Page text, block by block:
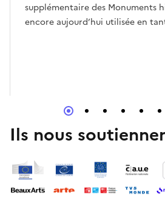
supplémentaire des Monuments
encore aujourd’hui utilisée en
programme complet des
Ils nous